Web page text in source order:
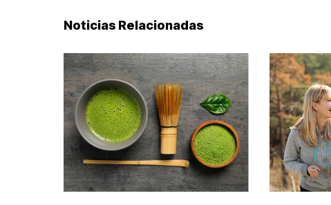
Noticias Relacionadas